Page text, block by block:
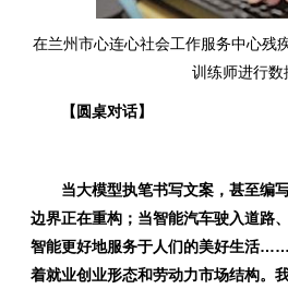
在兰州市心连心社会工作服务中心残
训练师进行
【圆桌对话】
当大模型执笔书写文案，甚至编写
边界正在重构；当智能汽车驶入道路
智能更好地服务于人们的美好生活
着就业创业形态和劳动力市场结构。